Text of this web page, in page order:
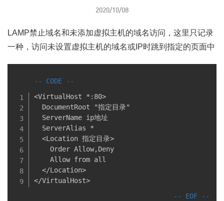
2020/10/08
LAMP禁止域名和未添加虚拟主机的域名访问，这里只记录
一种，访问未设置虚拟主机的域名或IP时跳到指定的页面中
<VirtualHost *:80>
  DocumentRoot "指定目录"
  ServerName ip地址
  ServerAlias *
  <Location 指定目录>
    Order Allow,Deny
    Allow from all
  </Location>
</VirtualHost>